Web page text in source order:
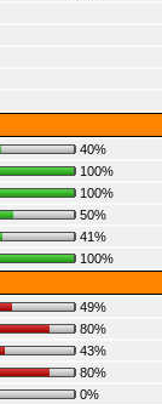
40%
100%
100%
50%
41%
100%
49%
80%
43%
80%
0%